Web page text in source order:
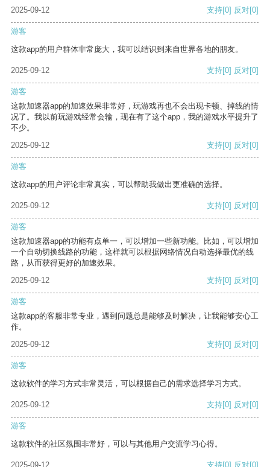
2025-09-12 支持[0] 反对[0]
游客
这款app的用户群体非常庞大，我可以结识到来自世界各地的朋友。
2025-09-12 支持[0] 反对[0]
游客
这款加速器app的加速效果非常好，玩游戏再也不会出现卡顿、掉线的情
况了。我以前玩游戏经常会输，现在有了这个app，我的游戏水平提升了
不少。
2025-09-12
支持[0] 反对[0]
游客
这款app的用户评论非常真实，可以帮助我做出更准确的选择。
2025-09-12 支持[0] 反对[0]
游客
这款加速器app的功能有点单一，可以增加一些新功能。比如，可以增加
一个自动切换线路的功能，这样就可以根据网络情况自动选择最优的线
路，从而获得更好的加速效果。
2025-09-12
支持[0] 反对[0]
游客
这款app的客服非常专业，遇到问题总是能够及时解决，让我能够安心工
作。
2025-09-12
支持[0] 反对[0]
游客
这款软件的学习方式非常灵活，可以根据自己的需求选择学习方式。
2025-09-12 支持[0] 反对[0]
游客
这款软件的社区氛围非常好，可以与其他用户交流学习心得。
2025-09-12 支持[0] 反对[0]